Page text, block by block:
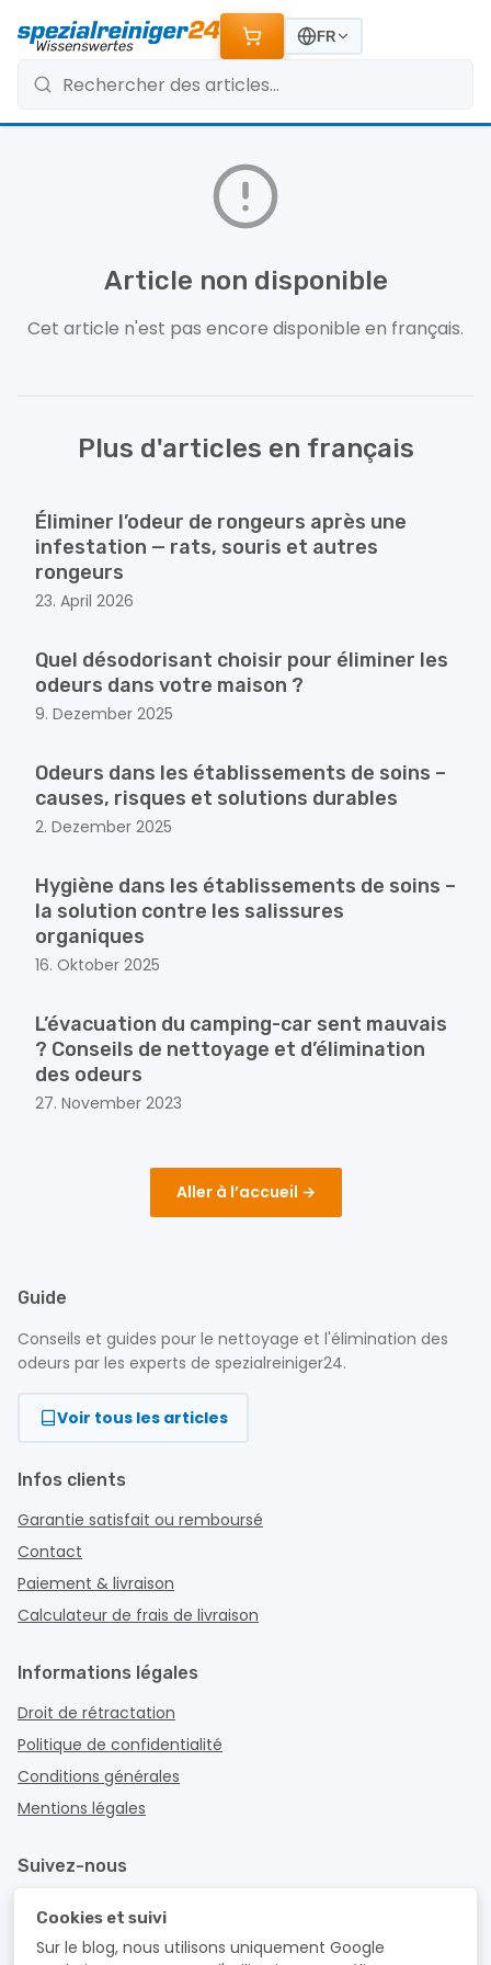
FR
Article non disponible
Cet article n'est pas encore disponible en français.
Plus d'articles en français
Éliminer l’odeur de rongeurs après une
infestation — rats, souris et autres
rongeurs
23. April 2026
Quel désodorisant choisir pour éliminer les
odeurs dans votre maison ?
9. Dezember 2025
Odeurs dans les établissements de soins –
causes, risques et solutions durables
2. Dezember 2025
Hygiène dans les établissements de soins –
la solution contre les salissures
organiques
16. Oktober 2025
L’évacuation du camping-car sent mauvais
? Conseils de nettoyage et d’élimination
des odeurs
27. November 2023
Aller à l’accueil →
Guide
Conseils et guides pour le nettoyage et l'élimination des
odeurs par les experts de spezialreiniger24.
Voir tous les articles
Infos clients
Garantie satisfait ou remboursé
Contact
Paiement & livraison
Calculateur de frais de livraison
Informations légales
Droit de rétractation
Politique de confidentialité
Conditions générales
Mentions légales
Suivez-nous
Cookies et suivi
Sur le blog, nous utilisons uniquement Google